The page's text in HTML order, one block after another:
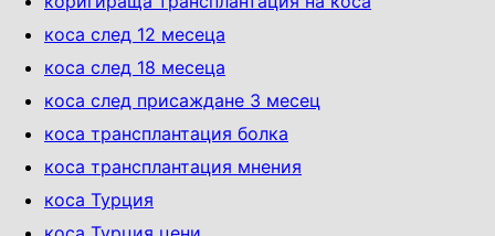
коса след 12 месеца
коса след 18 месеца
коса след присаждане 3 месец
коса трансплантация болка
коса трансплантация мнения
коса Турция